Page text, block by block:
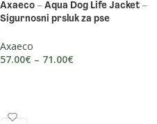
Axaeco – Aqua Dog Life Jacket –
Sigurnosni prsluk za pse
Axaeco
57.00€ – 71.00€